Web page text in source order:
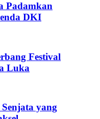
Padamkan
DKI
Festival
Luka
yang